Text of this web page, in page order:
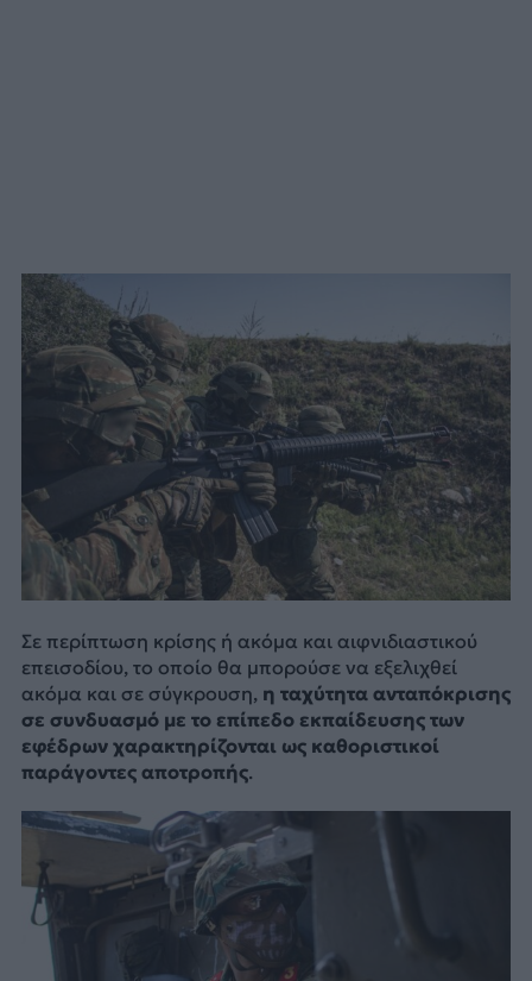
Σε περίπτωση κρίσης ή ακόμα και αιφνιδιαστικού
επεισοδίου, το οποίο θα μπορούσε να εξελιχθεί
ακόμα και σε σύγκρουση, η ταχύτητα ανταπόκρισης
σε συνδυασμό με το επίπεδο εκπαίδευσης των
εφέδρων χαρακτηρίζονται ως καθοριστικοί
παράγοντες αποτροπής.